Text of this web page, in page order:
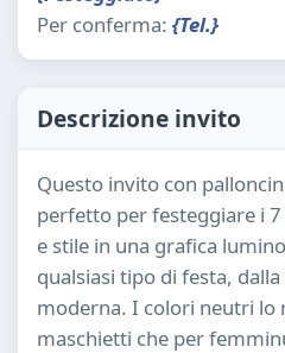
Per conferma: {Tel.}
Descrizione invito
Questo invito con
perfetto per festeggiare i
e stile in una grafica
qualsiasi tipo di festa,
moderna. I colori neutri lo
maschietti che per